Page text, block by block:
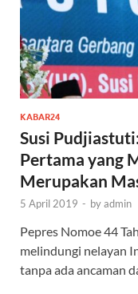
KABAR24
Susi
Pertama yang
Merupakan
5 April 2019 - byadmin
Pepres Nomoe 44
melindungi nelayan
tanpa ada ancaman